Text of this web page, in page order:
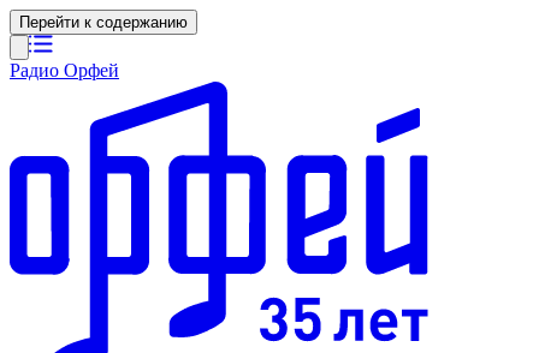
Перейти к содержанию
Радио Орфей